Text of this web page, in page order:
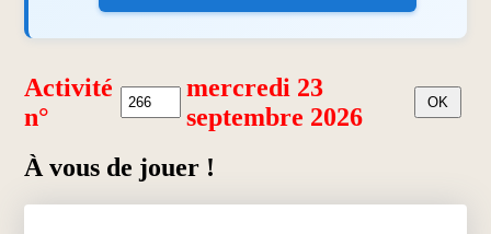
Activité
n°
mercredi 23
septembre 2026
À vous de jouer !